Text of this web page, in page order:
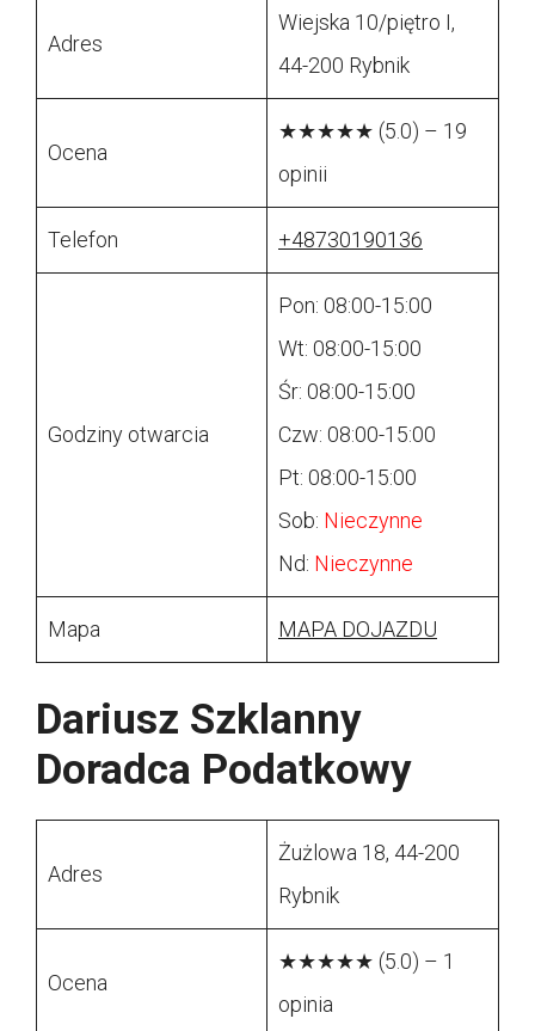
Adres
Wiejska 10/piętro I,
44-200 Rybnik
Ocena
★★★★★ (5.0) – 19
opinii
Telefon +48730190136
Godziny otwarcia
Pon: 08:00-15:00
Wt: 08:00-15:00
Śr: 08:00-15:00
Czw: 08:00-15:00
Pt: 08:00-15:00
Sob: Nieczynne
Nd: Nieczynne
Mapa MAPA DOJAZDU
Dariusz Szklanny
Doradca Podatkowy
Adres
Żużlowa 18, 44-200
Rybnik
Ocena
★★★★★ (5.0) – 1
opinia